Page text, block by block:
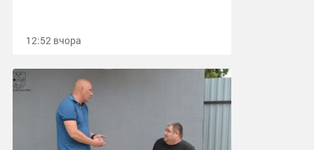
12:52 вчора